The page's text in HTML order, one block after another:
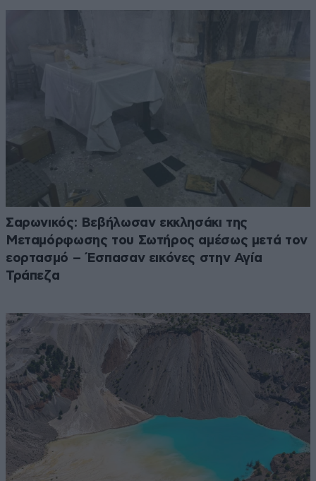
Σαρωνικός: Βεβήλωσαν εκκλησάκι της
Μεταμόρφωσης του Σωτήρος αμέσως μετά τον
εορτασμό – Έσπασαν εικόνες στην Αγία
Τράπεζα